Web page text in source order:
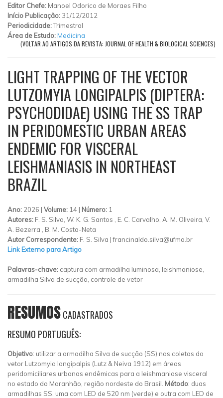
Editor Chefe: Manoel Odorico de Moraes Filho
Início Publicação: 31/12/2012
Periodicidade:Trimestral
Área de Estudo:Medicina
(VOLTAR AO ARTIGOS DA REVISTA: JOURNAL OF HEALTH & BIOLOGICAL SCIENCES)
LIGHT TRAPPING OF THE VECTOR
LUTZOMYIA LONGIPALPIS (DIPTERA:
PSYCHODIDAE) USING THE SS TRAP
IN PERIDOMESTIC URBAN AREAS
ENDEMIC FOR VISCERAL
LEISHMANIASIS IN NORTHEAST
BRAZIL
Ano: 2026 | Volume: 14 | Número: 1
Autores: F. S. Silva, W. K. G. Santos , E. C. Carvalho, A. M. Oliveira, V.
A. Bezerra , B. M. Costa-Neta
Autor Correspondente: F. S. Silva |francinaldo.silva@ufma.br
Link Externo para Artigo
Palavras-chave: captura com armadilha luminosa, leishmaniose,
armadilha Silva de sucção, controle de vetor
RESUMOSCADASTRADOS
RESUMO PORTUGUÊS:
Objetivo: utilizar a armadilha Silva de sucção (SS) nas coletas do
vetor Lutzomyia longipalpis (Lutz & Neiva 1912) em áreas
peridomiciliares urbanas endêmicas para a leishmaniose visceral
no estado do Maranhão, região nordeste do Brasil. Método: duas
armadilhas SS, uma com LED de 520 nm (verde) e outra com LED de